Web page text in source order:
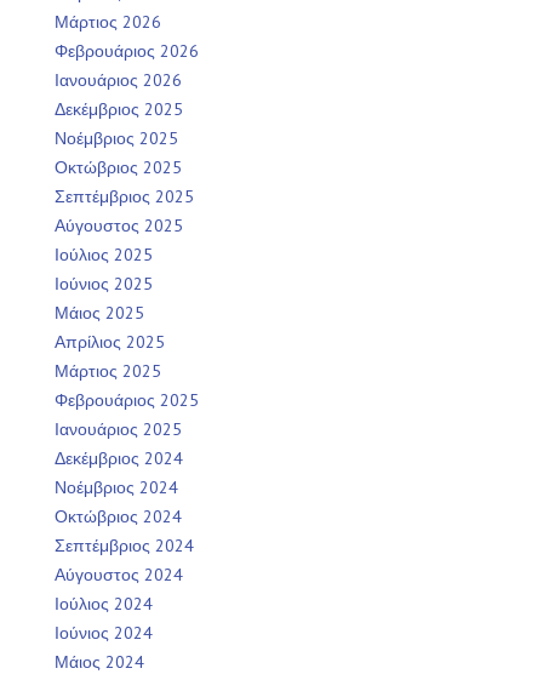
Μάρτιος 2026
Φεβρουάριος 2026
Ιανουάριος 2026
Δεκέμβριος 2025
Νοέμβριος 2025
Οκτώβριος 2025
Σεπτέμβριος 2025
Αύγουστος 2025
Ιούλιος 2025
Ιούνιος 2025
Μάιος 2025
Απρίλιος 2025
Μάρτιος 2025
Φεβρουάριος 2025
Ιανουάριος 2025
Δεκέμβριος 2024
Νοέμβριος 2024
Οκτώβριος 2024
Σεπτέμβριος 2024
Αύγουστος 2024
Ιούλιος 2024
Ιούνιος 2024
Μάιος 2024